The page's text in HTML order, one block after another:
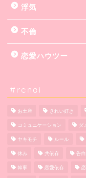
浮気
不倫
恋愛ハウツー
#renai
お土産 きれい好き
コミュニケーション ダ
ヤキモチ ルール
休み 共依存 告
幹事 恋愛依存